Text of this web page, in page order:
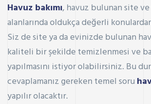
Havuz bakımı, havuz bulunan site ve
alanlarındaoldukça değerli
Siz de site ya da evinizde bulunan
kaliteli bir şekilde temizlenmesi ve
yapılmasını istiyor olabilirsiniz. Bu
cevaplamanız gereken temel soru
yapılır olacaktır.